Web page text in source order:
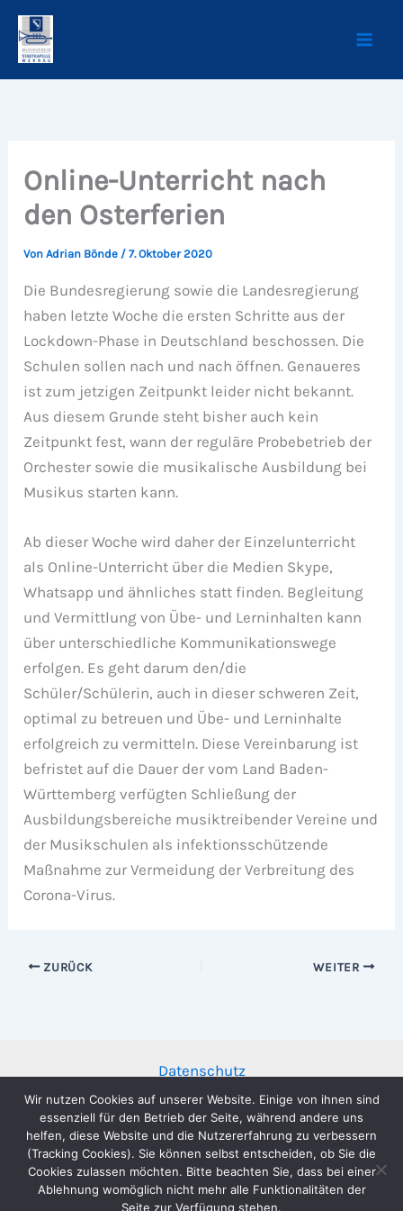
Zum
Inhalt
springen
Online-Unterricht nach
den Osterferien
VonAdrian Bönde /7. Oktober 2020
Die Bundesregierung sowie die Landesregierung
haben letzte Woche die ersten Schritte aus der
Lockdown-Phase in Deutschland beschossen. Die
Schulen sollen nach und nach öffnen. Genaueres
ist zum jetzigen Zeitpunkt leider nicht bekannt.
Aus diesem Grunde steht bisher auch kein
Zeitpunkt fest, wann der reguläre Probebetrieb der
Orchester sowie die musikalische Ausbildung bei
Musikus starten kann.
Ab dieser Woche wird daher der Einzelunterricht
als Online-Unterricht über die Medien Skype,
Whatsapp und ähnliches statt finden. Begleitung
und Vermittlung von Übe- und Lerninhalten kann
über unterschiedliche Kommunikationswege
erfolgen. Es geht darum den/die
Schüler/Schülerin, auch in dieser schweren Zeit,
optimal zu betreuen und Übe- und Lerninhalte
erfolgreich zu vermitteln. Diese Vereinbarung ist
befristet auf die Dauer der vom Land Baden-
Württemberg verfügten Schließung der
Ausbildungsbereiche musiktreibender Vereine und
der Musikschulen als infektionsschützende
Maßnahme zur Vermeidung der Verbreitung des
Corona-Virus.
ZURÜCK WEITER
Datenschutz
Impressum
Copyright © 2026 Musikverein Stadtkapelle Wernau e.V. |
Wir nutzen Cookies auf unserer Website. Einige von ihnen sind
essenziell für den Betrieb der Seite, während andere uns
helfen, diese Website und die Nutzererfahrung zu verbessern
(Tracking Cookies). Sie können selbst entscheiden, ob Sie die
Cookies zulassen möchten. Bitte beachten Sie, dass bei einer
Ablehnung womöglich nicht mehr alle Funktionalitäten der
Seite zur Verfügung stehen.